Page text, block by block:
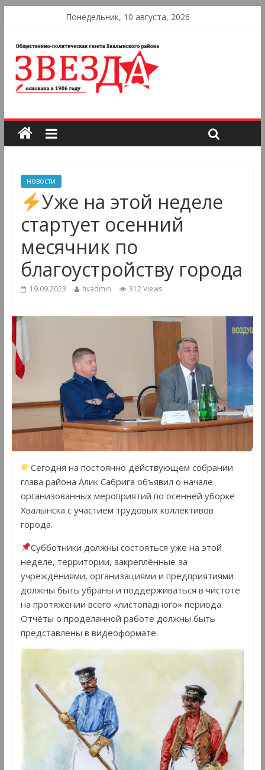
Понедельник, 10 августа, 2026
новости
Уже на этой неделе
стартует осенний
месячник по
благоустройству города
19.09.2023 hvadmin 312 Views
Сегодня на постоянно действующем собрании
глава района Алик Сабрига объявил о начале
организованных мероприятий по осенней уборке
Хвалынска с участием трудовых коллективов
города.
Субботники должны состояться уже на этой
неделе, территории, закреплённые за
учреждениями, организациями и предприятиями
должны быть убраны и поддерживаться в чистоте
на протяжении всего «листопадного» периода.
Отчёты о проделанной работе должны быть
представлены в видеоформате.